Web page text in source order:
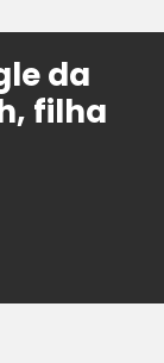
da
filha